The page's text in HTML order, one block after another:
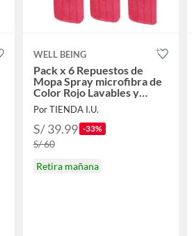
WELL BEING
Pack x 6 Repuestos de
Mopa Spray microfibra de
Color Rojo Lavables y
Reutilizables
Por TIENDA I.U.
S/ 39.99 -33%
S/ 60
Retira mañana